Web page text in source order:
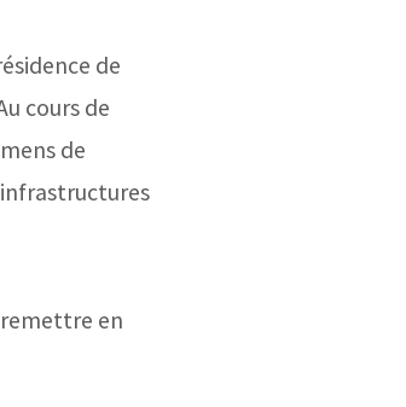
de
cours de
de
remettre en